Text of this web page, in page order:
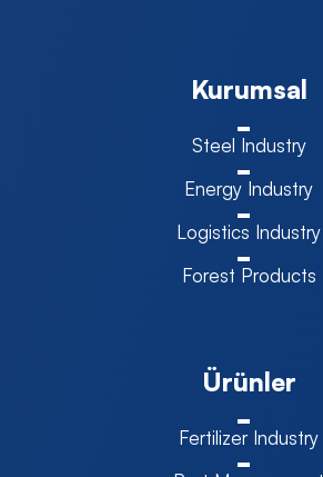
Kurumsal
Steel Industry
Energy Industry
Logistics Industry
Forest Products
Ürünler
Fertilizer Industry